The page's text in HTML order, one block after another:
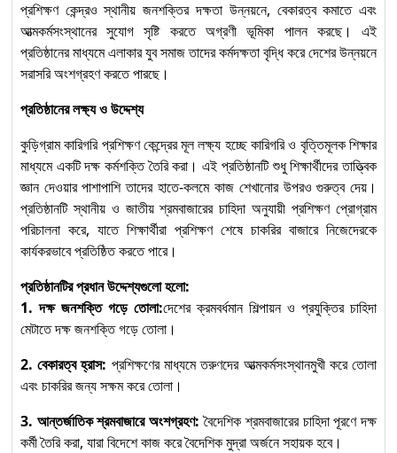
Standards অনুযায়ী Level-2
Solar Electrical System
অনুযায়ী দক্ষতা উন্নয়নের প্রথম ধাপ
১১
প্রশিক্ষণ কেন্দ্রও স্থানীয় জনশক্তির দক্ষতা উন্নয়নে, বেকারত্ব কমাতে এবং
আত্মকর্মসংস্থানের সুযোগ সৃষ্টি করতে অগ্রণী ভূমিকা পালন করছে। এই
প্রতিষ্ঠানের মাধ্যমে এলাকার যুব সমাজ তাদের কর্মদক্ষতা বৃদ্ধি করে দেশের উন্নয়নে
সরাসরি অংশগ্রহণ করতে পারছে।
প্রতিষ্ঠানের লক্ষ্য ও উদ্দেশ্য
কুড়িগ্রাম কারিগরি প্রশিক্ষণ কেন্দ্রের মূল লক্ষ্য হচ্ছে কারিগরি ও বৃত্তিমূলক শিক্ষার
মাধ্যমে একটি দক্ষ কর্মশক্তি তৈরি করা। এই প্রতিষ্ঠানটি শুধু শিক্ষার্থীদের তাত্ত্বিক
জ্ঞান দেওয়ার পাশাপাশি তাদের হাতে-কলমে কাজ শেখানোর উপরও গুরুত্ব দেয়।
প্রতিষ্ঠানটি স্থানীয় ও জাতীয় শ্রমবাজারের চাহিদা অনুযায়ী প্রশিক্ষণ প্রোগ্রাম
পরিচালনা করে, যাতে শিক্ষার্থীরা প্রশিক্ষণ শেষে চাকরির বাজারে নিজেদেরকে
কার্যকরভাবে প্রতিষ্ঠিত করতে পারে।
প্রতিষ্ঠানটির প্রধান উদ্দেশ্যগুলো হলো:
1. দক্ষ জনশক্তি গড়ে তোলা:দেশের ক্রমবর্ধমান শিল্পায়ন ও প্রযুক্তির চাহিদা
মেটাতে দক্ষ জনশক্তি গড়ে তোলা।
2. বেকারত্ব হ্রাস: প্রশিক্ষণের মাধ্যমে তরুণদের আত্মকর্মসংস্থানমুখী করে তোলা
এবং চাকরির জন্য সক্ষম করে তোলা।
3. আন্তর্জাতিক শ্রমবাজারে অংশগ্রহণ:বৈদেশিক শ্রমবাজারের চাহিদা পূরণে দক্ষ
কর্মী তৈরি করা, যারা বিদেশে কাজ করে বৈদেশিক মুদ্রা অর্জনে সহায়ক হবে।